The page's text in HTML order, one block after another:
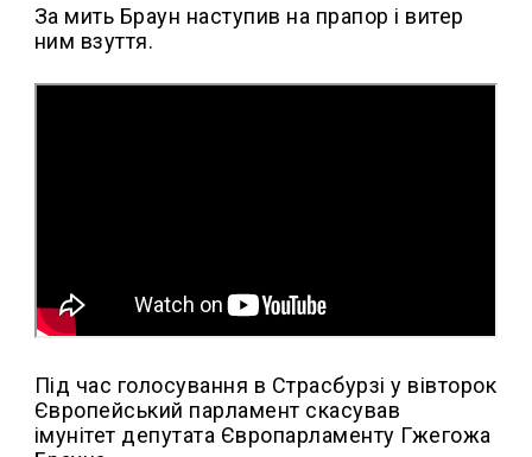
За мить Браун наступив на прапор і витер
ним взуття.
Під час голосування в Страсбурзі у вівторок
Європейський парламент скасував
імунітет депутата Європарламенту Гжегожа